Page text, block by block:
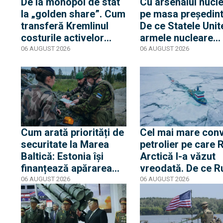
la „golden share”. Cum
transferă Kremlinul
costurile activelor
strategice către
fără să renunțe la
control
06 AUGUST 2026
pe masa
De ce Statele
armele nucleare
tactice în centrul
06 AUGUST 2026
Cum arată priorități de
securitate la Marea
Baltică: Estonia își
finanțează apărarea
antiaeriană și
transferă drone
Ucrainei prin
programul european
06 AUGUST 2026
Cel mai mare
petrolier pe care
Arctică l-a văzut
vreodată. De ce
își asumă
riscuri cu „flota din
umbră”
06 AUGUST 2026